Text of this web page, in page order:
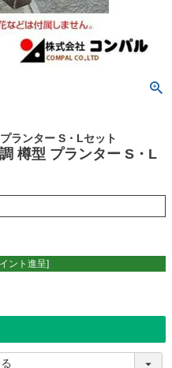
ランター S・Lセット
樽型 プランター S・L
ント進呈]